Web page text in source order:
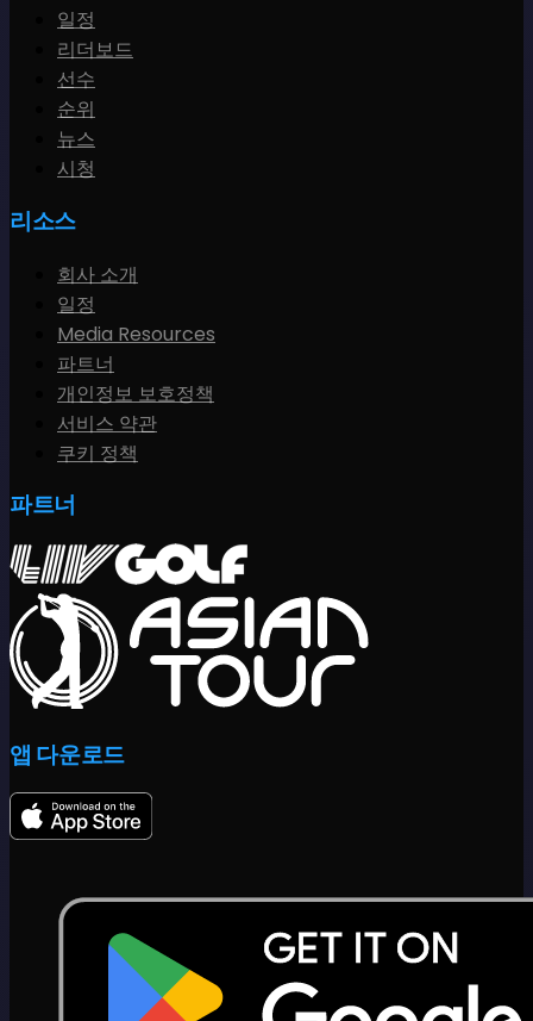
일정
리더보드
선수
순위
뉴스
시청
리소스
회사 소개
일정
Media Resources
파트너
개인정보 보호정책
서비스 약관
쿠키 정책
파트너
앱 다운로드